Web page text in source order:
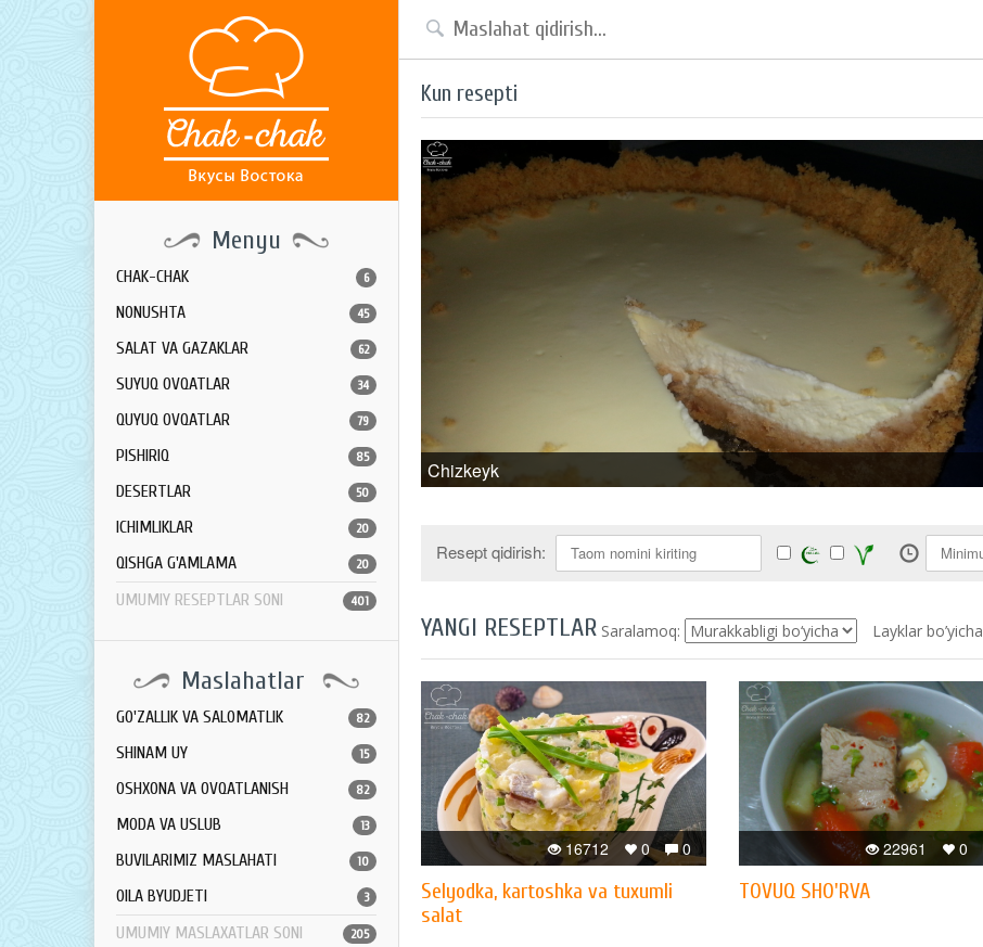
Menyu
CHAK-CHAK 6
NONUSHTA 45
SALAT VA GAZAKLAR 62
SUYUQ OVQATLAR 34
QUYUQ OVQATLAR 79
PISHIRIQ 85
DESERTLAR 50
ICHIMLIKLAR 20
QISHGA G'AMLAMA 20
UMUMIY RESEPTLAR SONI 401
Maslahatlar
GO'ZALLIK VA SALOMATLIK 82
SHINAM UY 15
OSHXONA VA OVQATLANISH 82
MODA VA USLUB 13
BUVILARIMIZ MASLAHATI 10
OILA BYUDJETI 3
UMUMIY MASLAXATLAR SONI 205
Kun resepti
Chizkeyk
Resept qidirish:
YANGI RESEPTLAR Saralamoq: Layklar bo’yicha
0
0
16712
Selyodka, kartoshka va tuxumli
salat
0
22961
TOVUQ SHO'RVA